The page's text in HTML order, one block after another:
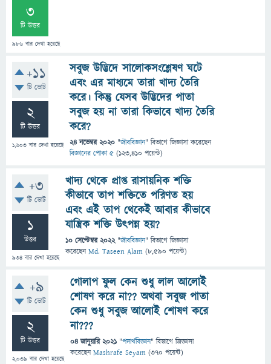
3
টি উত্তর
986 বার দেখা হয়েছে
+11
টি ভোট
2
টি উত্তর
1,603 বার দেখা হয়েছে
সবুজ উদ্ভিদে সালোকসংশ্লেষণ ঘটে
এবং এর মাধ্যমে তারা খাদ্য তৈরি
করে। কিন্তু যেসব উদ্ভিদের পাতা
সবুজ হয় না তারা কিভাবে খাদ্য তৈরি
করে?
24 নভেম্বর 2020 "জীববিজ্ঞান" বিভাগে জিজ্ঞাসাকরেছেন
বিজ্ঞানের পোকা ৫ (123,410 পয়েন্ট)
+3
টি ভোট
1
উত্তর
934 বার দেখা হয়েছে
খাদ্য থেকে প্রাপ্ত রাসায়নিক শক্তি
কীভাবে তাপ শক্তিতে পরিণত হয়
এবং এই তাপ থেকেই আবার কীভাবে
যান্ত্রিক শক্তি উৎপন্ন হয়?
10 সেপ্টেম্বর 2022 "জীববিজ্ঞান" বিভাগে জিজ্ঞাসা
করেছেনMd. Taseen Alam (8,590 পয়েন্ট)
+9
টি ভোট
2
টি উত্তর
2,039 বার দেখা হয়েছে
গোলাপ ফুল কেন শুধু লাল আলোই
শোষণ করে না?? অথবা সবুজ পাতা
কেন শুধু সবুজ আলোই শোষণ করে
না???
04 জানুয়ারি 2021 "পদার্থবিজ্ঞান" বিভাগে জিজ্ঞাসা
করেছেনMashrafe Seyam (370 পয়েন্ট)